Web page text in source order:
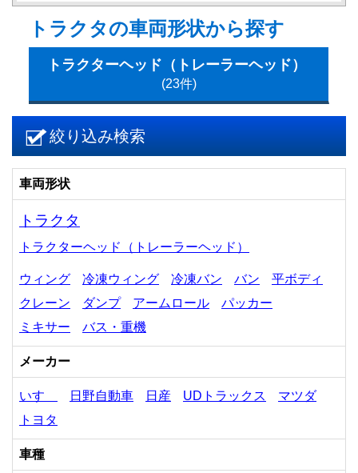
トラクタの車両形状から探す
トラクターヘッド（トレーラーヘッド）
(23件)
絞り込み検索
車両形状
トラクタ
トラクターヘッド（トレーラーヘッド）
ウィング 冷凍ウィング 冷凍バン バン
平ボディ
クレーン
ダンプ アームロール
パッカー
ミキサー
バス・重機
メーカー
いすゞ 日野自動車 日産 UDトラックス
マツダ
トヨタ
車種